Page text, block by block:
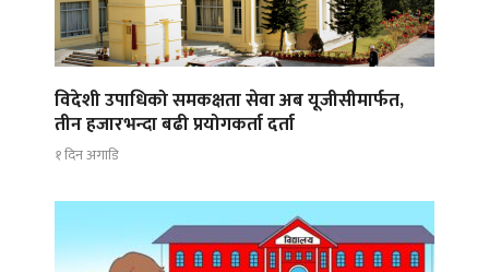
विदेशी उपाधिको समकक्षता सेवा अब यूजीसीमार्फत,
तीन हजारभन्दा बढी प्रयोगकर्ता दर्ता
१ दिन अगाडि